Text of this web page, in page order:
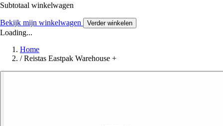
Subtotaal winkelwagen
Bekijk mijn winkelwagen Verder winkelen
Loading...
Home
/ Reistas Eastpak Warehouse +